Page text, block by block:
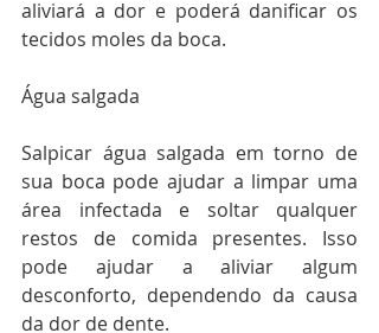
aliviará a dor e poderá danificar os
tecidos moles da boca.
Água salgada
Salpicar água salgada em torno de
sua boca pode ajudar a limpar uma
área infectada e soltar qualquer
restos de comida presentes. Isso
pode ajudar a aliviar algum
desconforto, dependendo da causa
da dor de dente.